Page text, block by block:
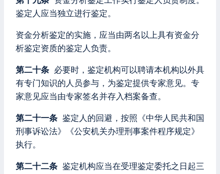
鉴定人应当独立进行鉴定。
资金分析鉴定的实施，应当由两名以上具有资金分
析鉴定资质的鉴定人负责。
第二十条 必要时，鉴定机构可以聘请本机构以外具
有专门知识的人员参与，为鉴定提供专家意见。专
家意见应当由专家签名并存入档案备查。
第二十一条 鉴定人的回避，按照《中华人民共和国
刑事诉讼法》《公安机关办理刑事案件程序规定》
执行。
第二十二条 鉴定机构应当在受理鉴定委托之日起三